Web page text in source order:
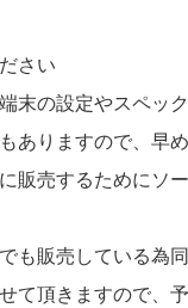
さい
末の設定やスペッ
ありますので、早
販売するためにソ
も販売している為
て頂きますので、